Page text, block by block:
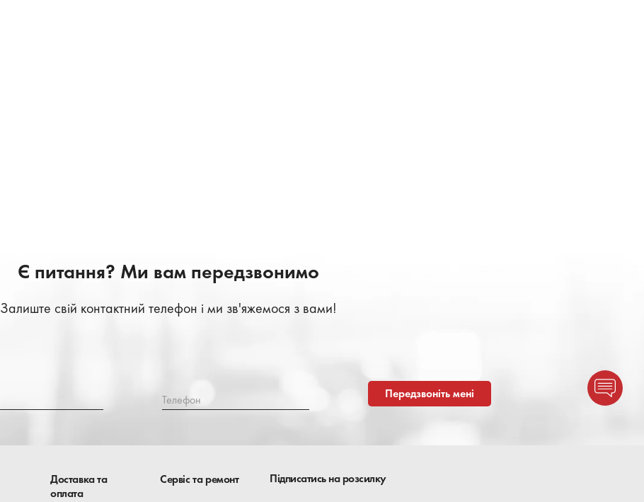
Є питання? Ми вам передзвонимо
Залиште свій контактний телефон і ми зв'яжемося з вами!
Телефон Передзвоніть мені
Доставка та
оплата
Сервіс та ремонт Підписатись на розсилку